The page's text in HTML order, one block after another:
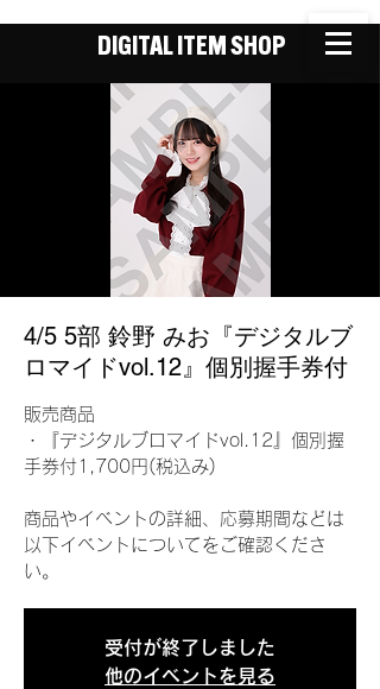
DIGITAL ITEM SHOP
4/5 5部 鈴野 みお『デジタルブ
ロマイドvol.12』個別握手券付
販売商品
・『デジタルブロマイドvol.12』個別握
手券付1,700円(税込み)
商品やイベントの詳細、応募期間などは
以下イベントについてをご確認くださ
い。
受付が終了しました
他のイベントを見る